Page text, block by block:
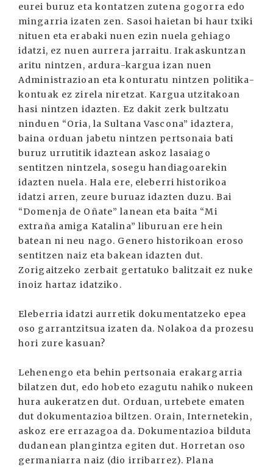
eurei buruz eta kontatzen zutena gogorra edo
mingarria izaten zen. Sasoi haietan bi haur txiki
nituen eta erabaki nuen ezin nuela gehiago
idatzi, ez nuen aurrera jarraitu. Irakaskuntzan
aritu nintzen, ardura-kargua izan nuen
Administrazioan eta konturatu nintzen politika-
kontuak ez zirela niretzat. Kargua utzitakoan
hasi nintzen idazten. Ez dakit zerk bultzatu
ninduen “Oria, la Sultana Vascona” idaztera,
baina orduan jabetu nintzen pertsonaia bati
buruz urrutitik idaztean askoz lasaiago
sentitzen nintzela, sosegu handiagoarekin
idazten nuela. Hala ere, eleberri historikoa
idatzi arren, zeure buruaz idazten duzu. Bai
“Domenja de Oñate” lanean eta baita “Mi
extraña amiga Katalina” liburuan ere hein
batean ni neu nago. Genero historikoan eroso
sentitzen naiz eta bakean idazten dut.
Zorigaitzeko zerbait gertatuko balitzait ez nuke
inoiz hartaz idatziko.
Eleberria idatzi aurretik dokumentatzeko epea
oso garrantzitsua izaten da. Nolakoa da prozesu
hori zure kasuan?
Lehenengo eta behin pertsonaia erakargarria
bilatzen dut, edo hobeto ezagutu nahiko nukeen
hura aukeratzen dut. Orduan, urtebete ematen
dut dokumentazioa biltzen. Orain, Internetekin,
askoz ere errazagoa da. Dokumentazioa bilduta
dudanean plangintza egiten dut. Horretan oso
germaniarra naiz (dio irribarrez). Plana